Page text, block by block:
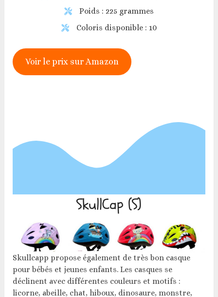
Poids : 225 grammes
Coloris disponible : 10
Voir le prix sur Amazon
SkullCap (S)
Skullcapp propose également de très bon casque
pour bébés et jeunes enfants. Les casques se
déclinent avec différentes couleurs et motifs :
licorne, abeille, chat, hiboux, dinosaure, monstre,